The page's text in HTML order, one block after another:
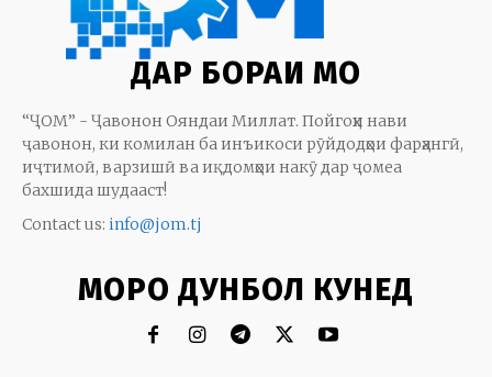
ДАР БОРАИ МО
“ҶОМ” - Ҷавонон Ояндаи Миллат. Пойгоҳи нави
ҷавонон, ки комилан ба инъикоси рӯйдодҳои фарҳангӣ,
иҷтимоӣ, варзишӣ ва иқдомҳои накӯ дар ҷомеа
бахшида шудааст!
Contact us: info@jom.tj
МОРО ДУНБОЛ КУНЕД